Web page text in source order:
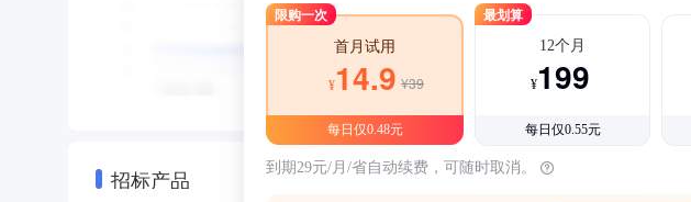
招标产品
限购一次
首月试用
¥14.9 ¥39
每日仅0.48元
最划算
12个月
¥199
每日仅0.55元
到期29元/月/省自动续费，可随时取消。